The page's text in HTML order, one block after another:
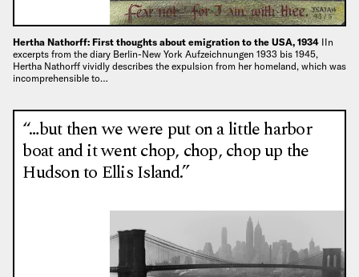
Hertha Nathorff: First thoughts about emigration to the USA, 1934 IIn
excerpts from the diary Berlin-New York Aufzeichnungen 1933 bis 1945,
Hertha Nathorff vividly describes the expulsion from her homeland, which was
incomprehensible to…
“…but then we were put on a little harbor
boat and it went chop, chop, chop up the
Hudson to Ellis Island.”